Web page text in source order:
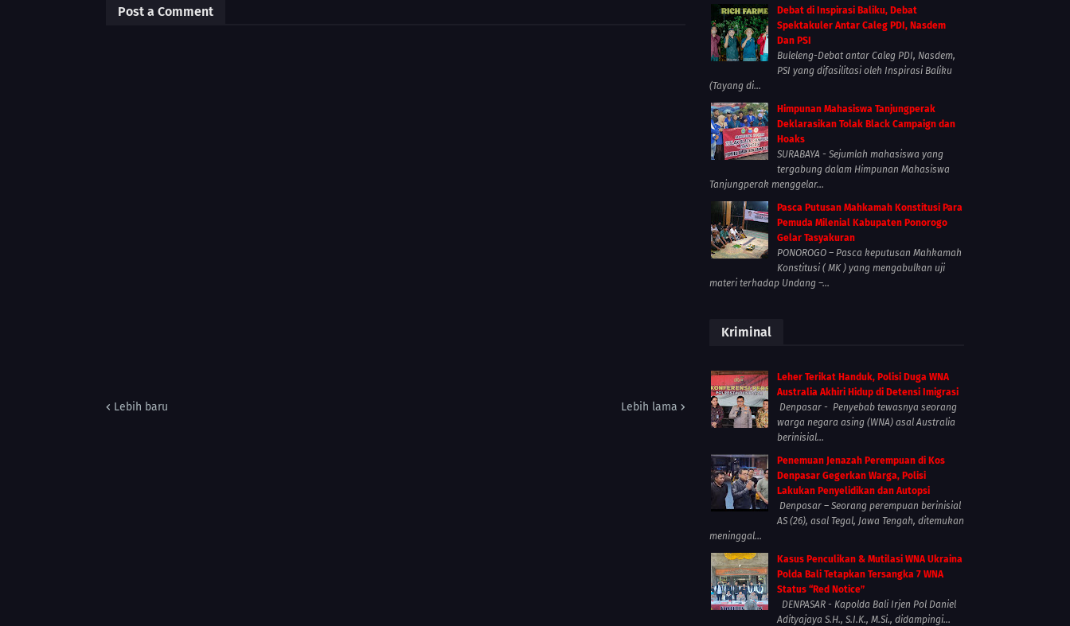
Post a Comment
Lebih baru Lebih lama
Debat di Inspirasi Baliku, Debat
Spektakuler Antar Caleg PDI, Nasdem
Dan PSI
Buleleng-Debat antar Caleg PDI, Nasdem,
PSI yang difasilitasi oleh Inspirasi Baliku
(Tayang di...
Himpunan Mahasiswa Tanjungperak
Deklarasikan Tolak Black Campaign dan
Hoaks
SURABAYA - Sejumlah mahasiswa yang
tergabung dalam Himpunan Mahasiswa
Tanjungperak menggelar...
Pasca Putusan Mahkamah Konstitusi Para
Pemuda Milenial Kabupaten Ponorogo
Gelar Tasyakuran
PONOROGO – Pasca keputusan Mahkamah
Konstitusi ( MK ) yang mengabulkan uji
materi terhadap Undang –...
Kriminal
Leher Terikat Handuk, Polisi Duga WNA
Australia Akhiri Hidup di Detensi Imigrasi
Denpasar - Penyebab tewasnya seorang
warga negara asing (WNA) asal Australia
berinisial...
Penemuan Jenazah Perempuan di Kos
Denpasar Gegerkan Warga, Polisi
Lakukan Penyelidikan dan Autopsi
Denpasar – Seorang perempuan berinisial
AS (26), asal Tegal, Jawa Tengah, ditemukan
meninggal...
Kasus Penculikan & Mutilasi WNA Ukraina
Polda Bali Tetapkan Tersangka 7 WNA
Status “Red Notice”
DENPASAR - Kapolda Bali Irjen Pol Daniel
Adityajaya S.H., S.I.K., M.Si., didampingi...